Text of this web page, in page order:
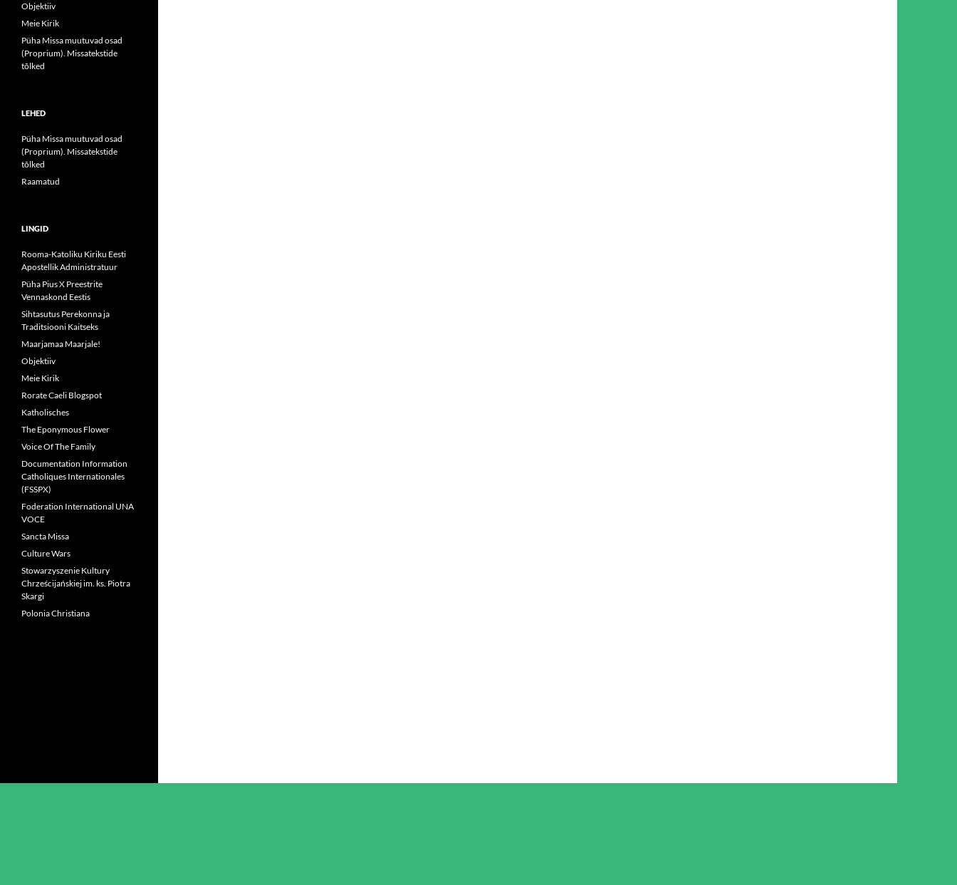
Objektiiv
Meie Kirik
Püha Missa muutuvad osad
(Proprium). Missatekstide
tõlked
LEHED
Püha Missa muutuvad osad
(Proprium). Missatekstide
tõlked
Raamatud
LINGID
Rooma-Katoliku Kiriku Eesti
Apostellik Administratuur
Püha Pius X Preestrite
Vennaskond Eestis
Sihtasutus Perekonna ja
Traditsiooni Kaitseks
Maarjamaa Maarjale!
Objektiiv
Meie Kirik
Rorate Caeli Blogspot
Katholisches
The Eponymous Flower
Voice Of The Family
Documentation Information
Catholiques Internationales
(FSSPX)
Foderation International UNA
VOCE
Sancta Missa
Culture Wars
Stowarzyszenie Kultury
Chrześcijańskiej im. ks. Piotra
Skargi
Polonia Christiana